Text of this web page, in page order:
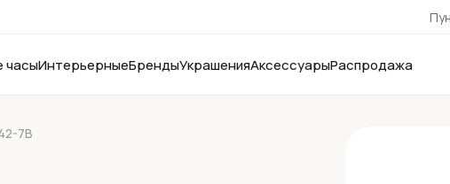
часыИнтерьерныеБрендыУкрашенияАксессуарыРаспродажа
7B